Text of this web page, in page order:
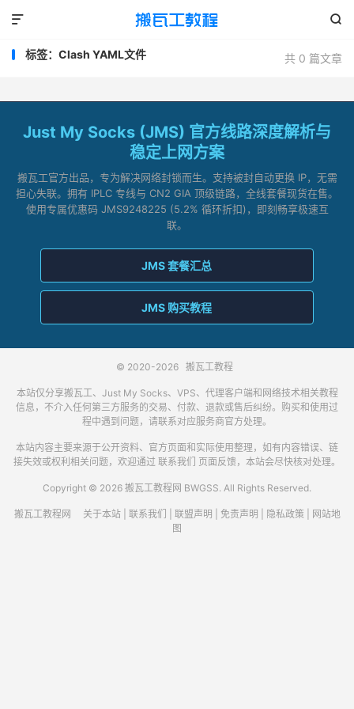


共 0 篇文章
标签：Clash YAML文件
Just My Socks (JMS) 官方线路深度解析与
稳定上网方案
搬瓦工官方出品，专为解决网络封锁而生。支持被封自动更换 IP，无需
担心失联。拥有 IPLC 专线与 CN2 GIA 顶级链路，全线套餐现货在售。
使用专属优惠码 JMS9248225 (5.2% 循环折扣)，即刻畅享极速互
联。
JMS 套餐汇总
JMS 购买教程
© 2020-2026 搬瓦工教程
本站仅分享搬瓦工、Just My Socks、VPS、代理客户端和网络技术相关教程
信息，不介入任何第三方服务的交易、付款、退款或售后纠纷。购买和使用过
程中遇到问题，请联系对应服务商官方处理。
本站内容主要来源于公开资料、官方页面和实际使用整理，如有内容错误、链
接失效或权利相关问题，欢迎通过 联系我们 页面反馈，本站会尽快核对处理。
Copyright © 2026 搬瓦工教程网 BWGSS. All Rights Reserved.
搬瓦工教程网 关于本站| 联系我们 联盟声明 免责声明 隐私政策
网站地
图